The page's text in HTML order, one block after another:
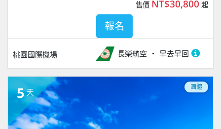
桃園國際機場 長榮航空 早去早回
售價 NT$30,800 起
報名
5 天
團體